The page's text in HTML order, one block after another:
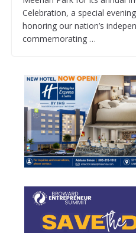
Celebration, a special
honoring our nation’s
commemorating …